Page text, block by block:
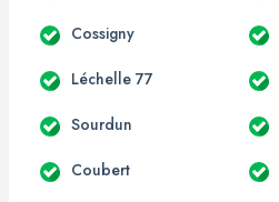
Cossigny
Léchelle 77
Sourdun
Coubert